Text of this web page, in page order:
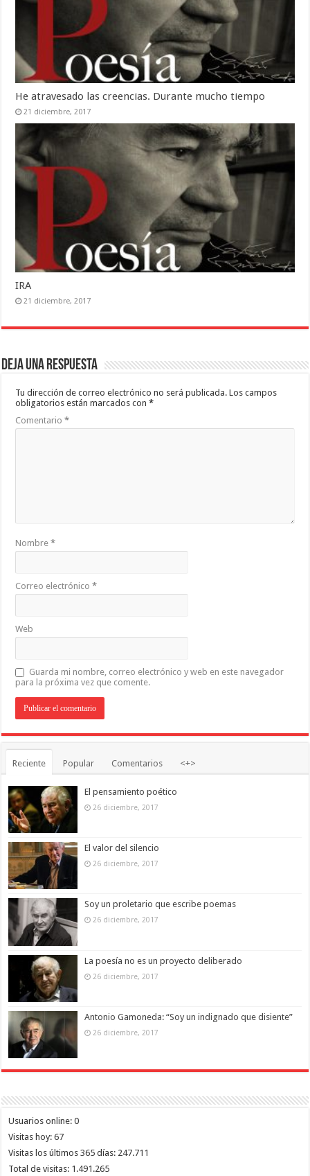
He atravesado las creencias. Durante mucho tiempo
21 diciembre, 2017
IRA
21 diciembre, 2017
Deja una respuesta
Tu dirección de correo electrónico no será publicada. Los campos
obligatorios están marcados con*
Comentario*
Nombre*
Correo electrónico*
Web
Guarda mi nombre, correo electrónico y web en este navegador
para la próxima vez que comente.
Reciente Popular Comentarios <+>
El pensamiento poético
26 diciembre, 2017
El valor del silencio
26 diciembre, 2017
Soy un proletario que escribe poemas
26 diciembre, 2017
La poesía no es un proyecto deliberado
26 diciembre, 2017
Antonio Gamoneda: “Soy un indignado que disiente”
26 diciembre, 2017
Usuarios online:0
Visitas hoy:67
Visitas los últimos 365 días: 247.711
Total de visitas: 1.491.265